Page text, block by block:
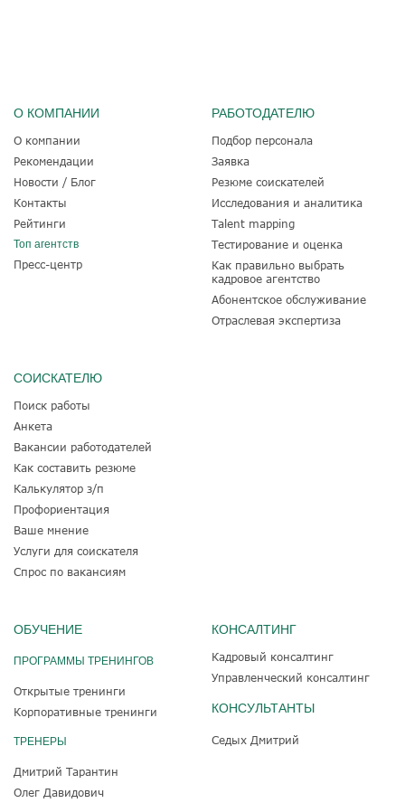
О КОМПАНИИ
О компании
Рекомендации
Новости / Блог
Контакты
Рейтинги
Топ агентств
Пресс-центр
РАБОТОДАТЕЛЮ
Подбор персонала
Заявка
Резюме соискателей
Исследования и аналитика
Talent mapping
Тестирование и оценка
Как правильно выбрать
кадровое агентство
Абонентское обслуживание
Отраслевая экспертиза
СОИСКАТЕЛЮ
Поиск работы
Анкета
Вакансии работодателей
Как составить резюме
Калькулятор з/п
Профориентация
Ваше мнение
Услуги для соискателя
Спрос по вакансиям
ОБУЧЕНИЕ
ПРОГРАММЫ ТРЕНИНГОВ
Открытые тренинги
Корпоративные тренинги
ТРЕНЕРЫ
Дмитрий Тарантин
Олег Давидович
КОНСАЛТИНГ
Кадровый консалтинг
Управленческий консалтинг
КОНСУЛЬТАНТЫ
Седых Дмитрий